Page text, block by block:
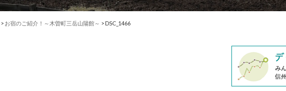
> お宿のご紹介！～木曽町三岳山陽館～ > DSC_1466